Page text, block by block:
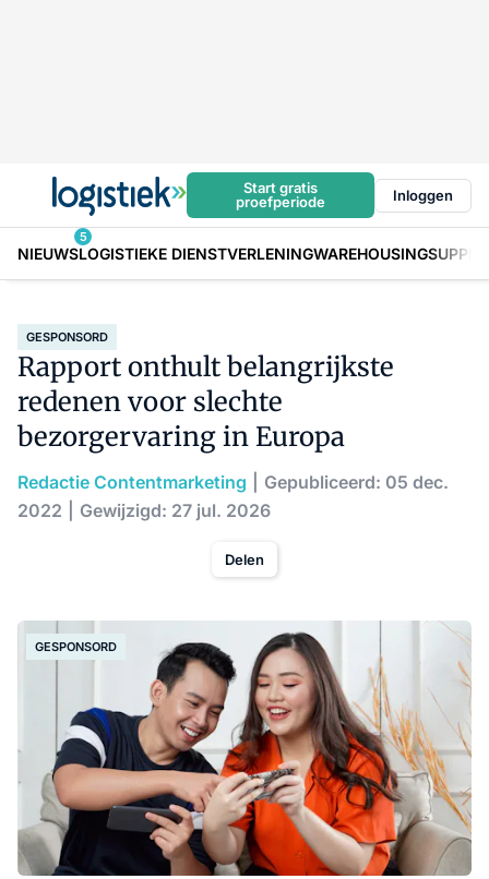
Start gratis
proefperiode
Inloggen
NIEUWS
5
LOGISTIEKE DIENSTVERLENINGWAREHOUSING
GESPONSORD
Rapport onthult belangrijkste
redenen voor slechte
bezorgervaring in Europa
Redactie Contentmarketing
Gepubliceerd: 05 dec.
2022
Gewijzigd: 27 jul. 2026
Delen
GESPONSORD